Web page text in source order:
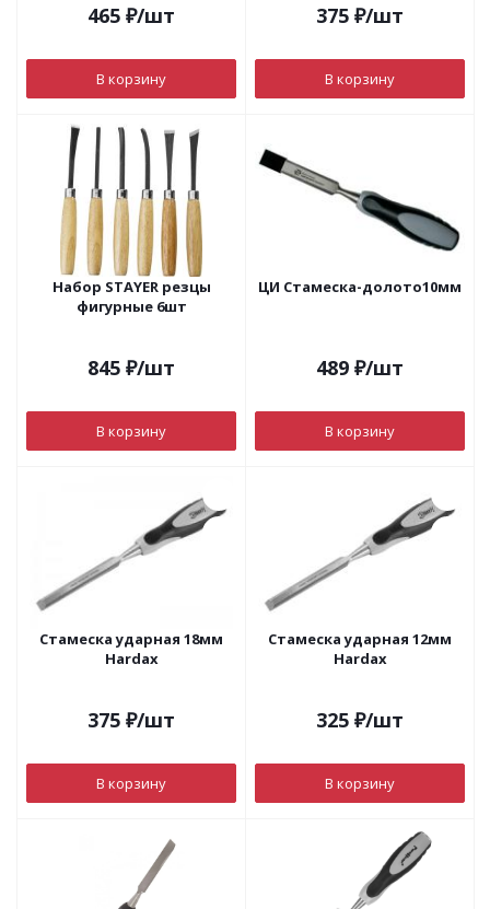
465 ₽/шт
В корзину
375 ₽/шт
В корзину
Набор STAYER резцы
фигурные 6шт
845 ₽/шт
В корзину
ЦИ Стамеска-долото10мм
489 ₽/шт
В корзину
Стамеска ударная 18мм
Hardax
375 ₽/шт
В корзину
Стамеска ударная 12мм
Hardax
325 ₽/шт
В корзину